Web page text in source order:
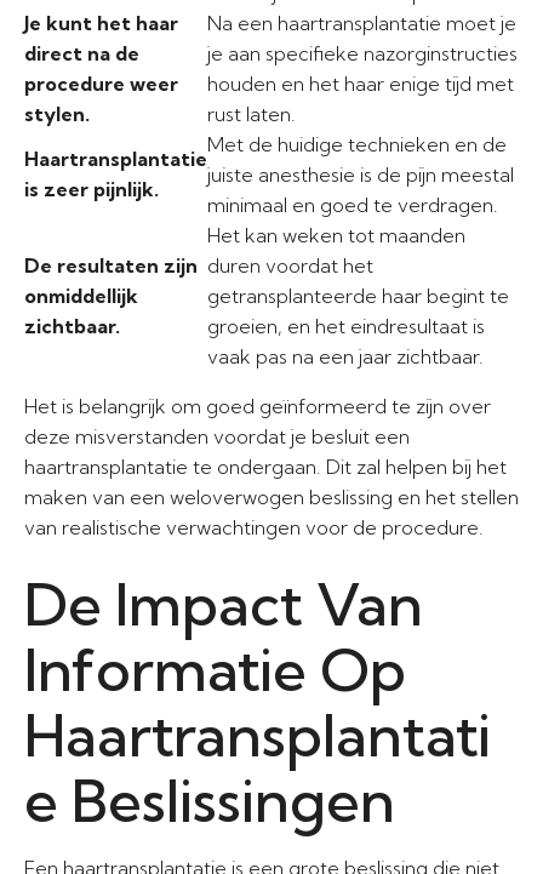
Je kunt het haar
direct na de
procedure weer
stylen.
Na een haartransplantatie moet je
je aan specifieke nazorginstructies
houden en het haar enige tijd met
rust laten.
Haartransplantatie
is zeer pijnlijk.
Met de huidige technieken en de
juiste anesthesie is de pijn meestal
minimaal en goed te verdragen.
De resultaten zijn
onmiddellijk
zichtbaar.
Het kan weken tot maanden
duren voordat het
getransplanteerde haar begint te
groeien, en het eindresultaat is
vaak pas na een jaar zichtbaar.
Het is belangrijk om goed geïnformeerd te zijn over
deze misverstanden voordat je besluit een
haartransplantatie te ondergaan. Dit zal helpen bij het
maken van een weloverwogen beslissing en het stellen
van realistische verwachtingen voor de procedure.
De Impact Van
Informatie Op
Haartransplantati
e Beslissingen
Een haartransplantatie is een grote beslissing die niet